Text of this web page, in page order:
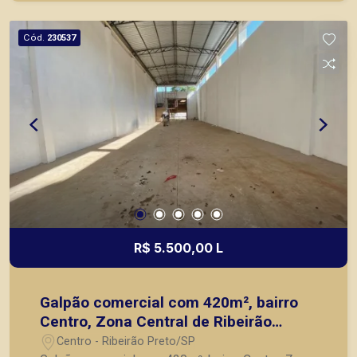
de imóveis prontos, usados ou mesmo nos
principais lançamentos da cidade de Ribeirão
Cód. 230537
R$ 5.500,00 L
Galpão comercial com 420m², bairro
Centro, Zona Central de Ribeirão
Preto/SP.
Centro - Ribeirão Preto/SP